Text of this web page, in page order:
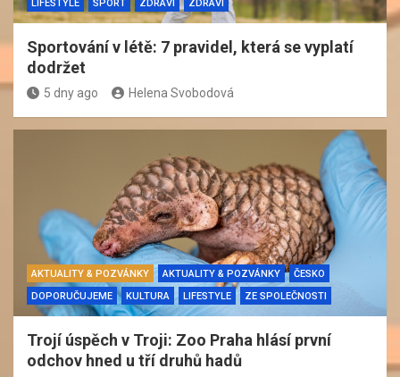
LIFESTYLE
SPORT ZDRAVÍ ZDRAVÍ
Sportování v létě: 7 pravidel, která se vyplatí
dodržet
5 dny ago Helena Svobodová
AKTUALITY & POZVÁNKY AKTUALITY & POZVÁNKY
ČESKO
DOPORUČUJEME
KULTURA LIFESTYLE ZE SPOLEČNOSTI
Trojí úspěch v Troji: Zoo Praha hlásí první
odchov hned u tří druhů hadů